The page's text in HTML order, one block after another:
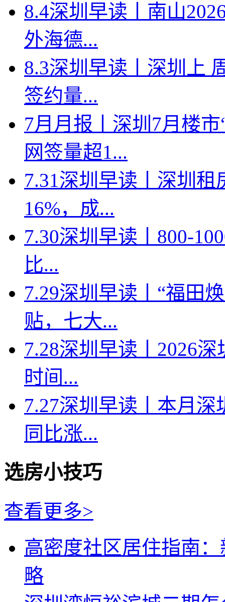
8.4深圳早读丨南山
外海德...
8.3深圳早读丨深圳上
签约量...
7月月报丨深圳7月楼
网签量超1...
7.31深圳早读丨深圳
16%，成...
7.30深圳早读丨800-
比...
7.29深圳早读丨“福田
贴，七大...
7.28深圳早读丨2026
时间...
7.27深圳早读丨本月
同比涨...
选房小技巧
查看更多>
高密度社区居住指南
略